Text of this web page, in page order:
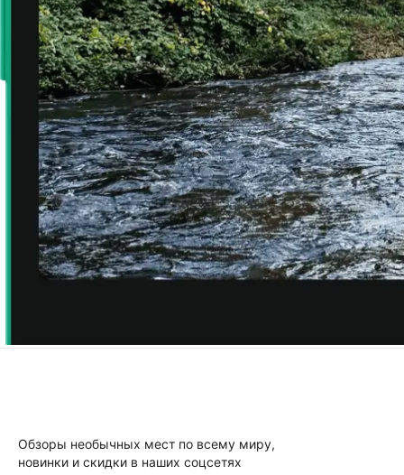
Обзоры необычных мест по всему миру,
новинки и скидки в наших соцсетях